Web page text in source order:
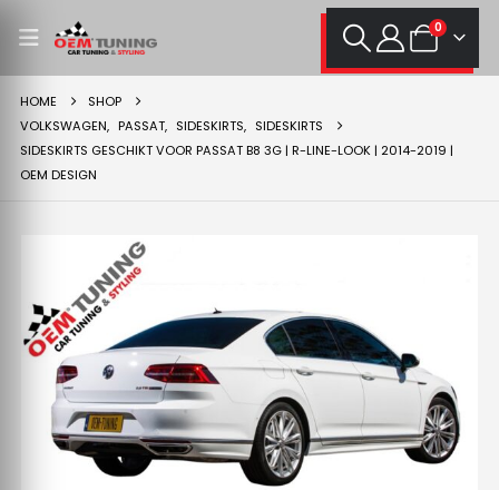
0
HOME
SHOP
VOLKSWAGEN, PASSAT, SIDESKIRTS, SIDESKIRTS
SIDESKIRTS GESCHIKT VOOR PASSAT B8 3G | R-LINE-LOOK | 2014-2019 |
OEM DESIGN